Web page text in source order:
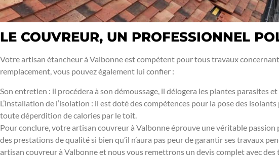
LE COUVREUR, UN PROFESSIONNEL
Votre artisan étancheur à Valbonne est compétent pour tous travaux
remplacement, vous pouvez également lui confier :
Son entretien : il procédera à son démoussage, il délogera les plantes parasites
L’installation de l’isolation : il est doté des compétences pour la pose des
toute déperdition de calories par le toit.
Pour conclure, votre artisan couvreur à Valbonne éprouve une véritable
des prestations de qualité si bien qu’il n’aura pas peur de garantir ses travaux
artisan couvreur à Valbonne et nous vous remettrons un devis complet avec des